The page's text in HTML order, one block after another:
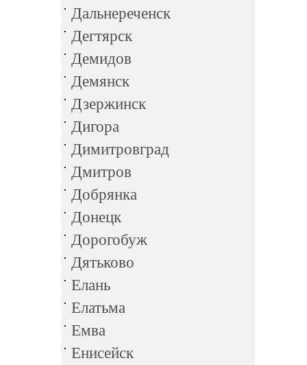
Дальнереченск
Дегтярск
Демидов
Демянск
Дзержинск
Дигора
Димитровград
Дмитров
Добрянка
Донецк
Дорогобуж
Дятьково
Елань
Елатьма
Емва
Енисейск